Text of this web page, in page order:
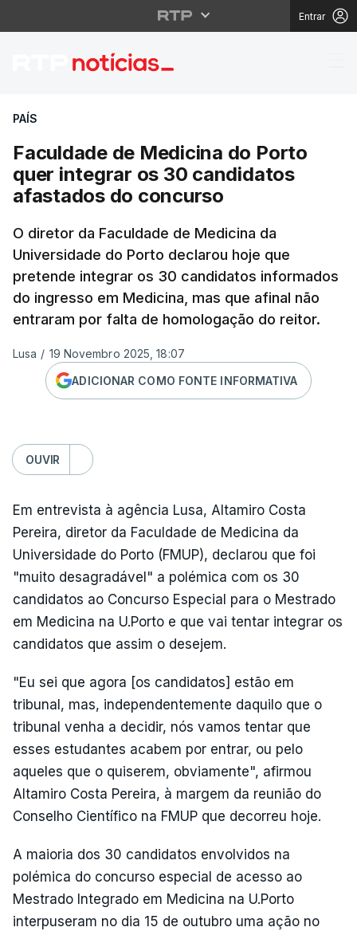
Entrar
Faculdade de
PAÍS
Faculdade de Medicina do Porto
quer integrar os 30 candidatos
afastados do concurso
O diretor da Faculdade de Medicina da
Universidade do Porto declarou hoje que
pretende integrar os 30 candidatos informados
do ingresso em Medicina, mas que afinal não
entraram por falta de homologação do reitor.
Lusa / 19 Novembro 2025, 18:07
ADICIONAR COMO FONTE INFORMATIVA
OUVIR
Em entrevista à agência Lusa, Altamiro Costa
Pereira, diretor da Faculdade de Medicina da
Universidade do Porto (FMUP), declarou que foi
"muito desagradável" a polémica com os 30
candidatos ao Concurso Especial para o Mestrado
em Medicina na U.Porto e que vai tentar integrar os
candidatos que assim o desejem.
"Eu sei que agora [os candidatos] estão em
tribunal, mas, independentemente daquilo que o
tribunal venha a decidir, nós vamos tentar que
esses estudantes acabem por entrar, ou pelo
aqueles que o quiserem, obviamente", afirmou
Altamiro Costa Pereira, à margem da reunião do
Conselho Científico na FMUP que decorreu hoje.
A maioria dos 30 candidatos envolvidos na
polémica do concurso especial de acesso ao
Mestrado Integrado em Medicina na U.Porto
interpuseram no dia 15 de outubro uma ação no